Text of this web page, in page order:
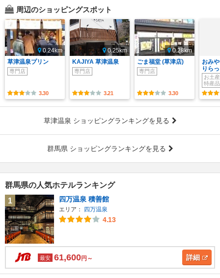
周辺のショッピングスポット
0.24km
草津温泉プリン
専門店
3.30
0.25km
KAJIYA 草津温泉
専門店
3.21
0.28km
ごま福堂 (草津店)
専門店
3.30
おみ
りら
お土
特産品
草津温泉 ショッピングランキングを見る
群馬県 ショッピングランキングを見る
群馬県の人気ホテルランキング
1
四万温泉 積善館
エリア： 四万温泉
4.13
最安 61,600円～ 詳細